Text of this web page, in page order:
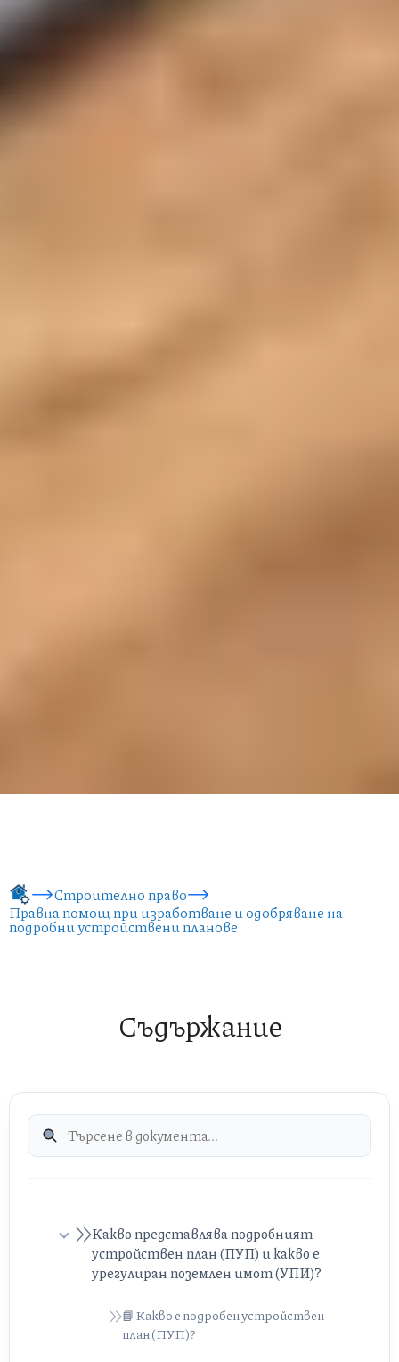
Строително право
Правна помощ при изработване и одобряване на
подробни устройствени планове
Съдържание
Какво представлява подробният
устройствен план (ПУП) и какво е
урегулиран поземлен имот (УПИ)?
📘 Какво е подробен устройствен
план (ПУП)?